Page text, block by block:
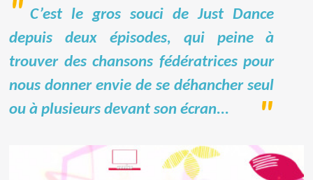
C’est le gros souci de Just Dance
depuis deux épisodes, qui peine à
trouver des chansons fédératrices pour
nous donner envie de se déhancher seul
ou à plusieurs devant son écran...